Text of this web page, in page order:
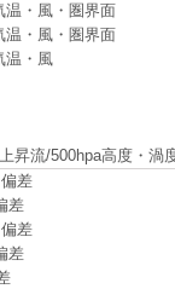
温・風・圏界面
温・風・圏界面
温・風
昇流/500hpa高度・渦
差
差
差
差